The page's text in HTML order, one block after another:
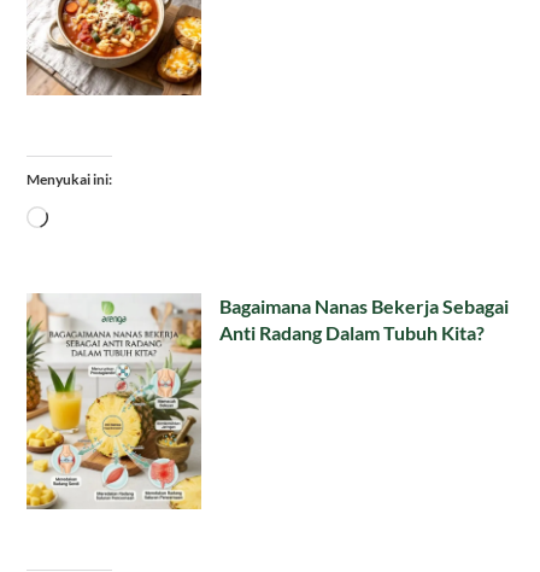
Menyukai ini:
Memuat...
Bagaimana Nanas Bekerja Sebagai
Anti Radang Dalam Tubuh Kita?